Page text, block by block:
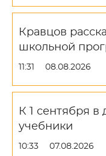
Кравцов
школьной
11:31 08.08.2026
К 1 сентября в
учебники
10:33 07.08.2026